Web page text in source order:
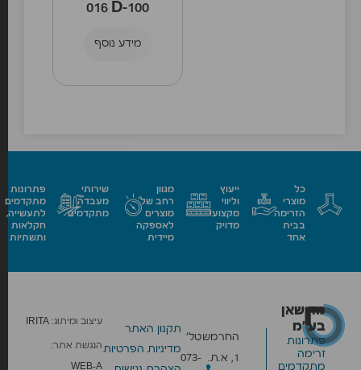
016 D-100
מידע נוסף
כל
מוצרי
הזרימה
בבית
אחד
ייעוץ
וליווי
מקצועי
מדויק
מגוון
רחב של
מוצרים
לאספקה
מיידית
שירותי
מעבדה
מתקדמים
פתרונות
מתקדמים
לתעשייה,
חקלאות
ותשתיות
מד שאן
בע״מ
פתרונות
זרימה
החרמש
1, א.ת.
טל׳
073-
תקנון האתר
מדיניות הפרטיות
עיצוב ומיתוג: IRITA
הנגשת אתר:
WEB-A